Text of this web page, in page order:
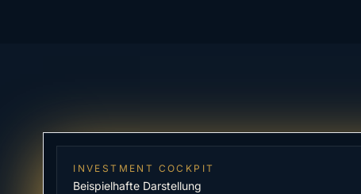
INVESTMENT COCKPIT
Beispielhafte Darstellung